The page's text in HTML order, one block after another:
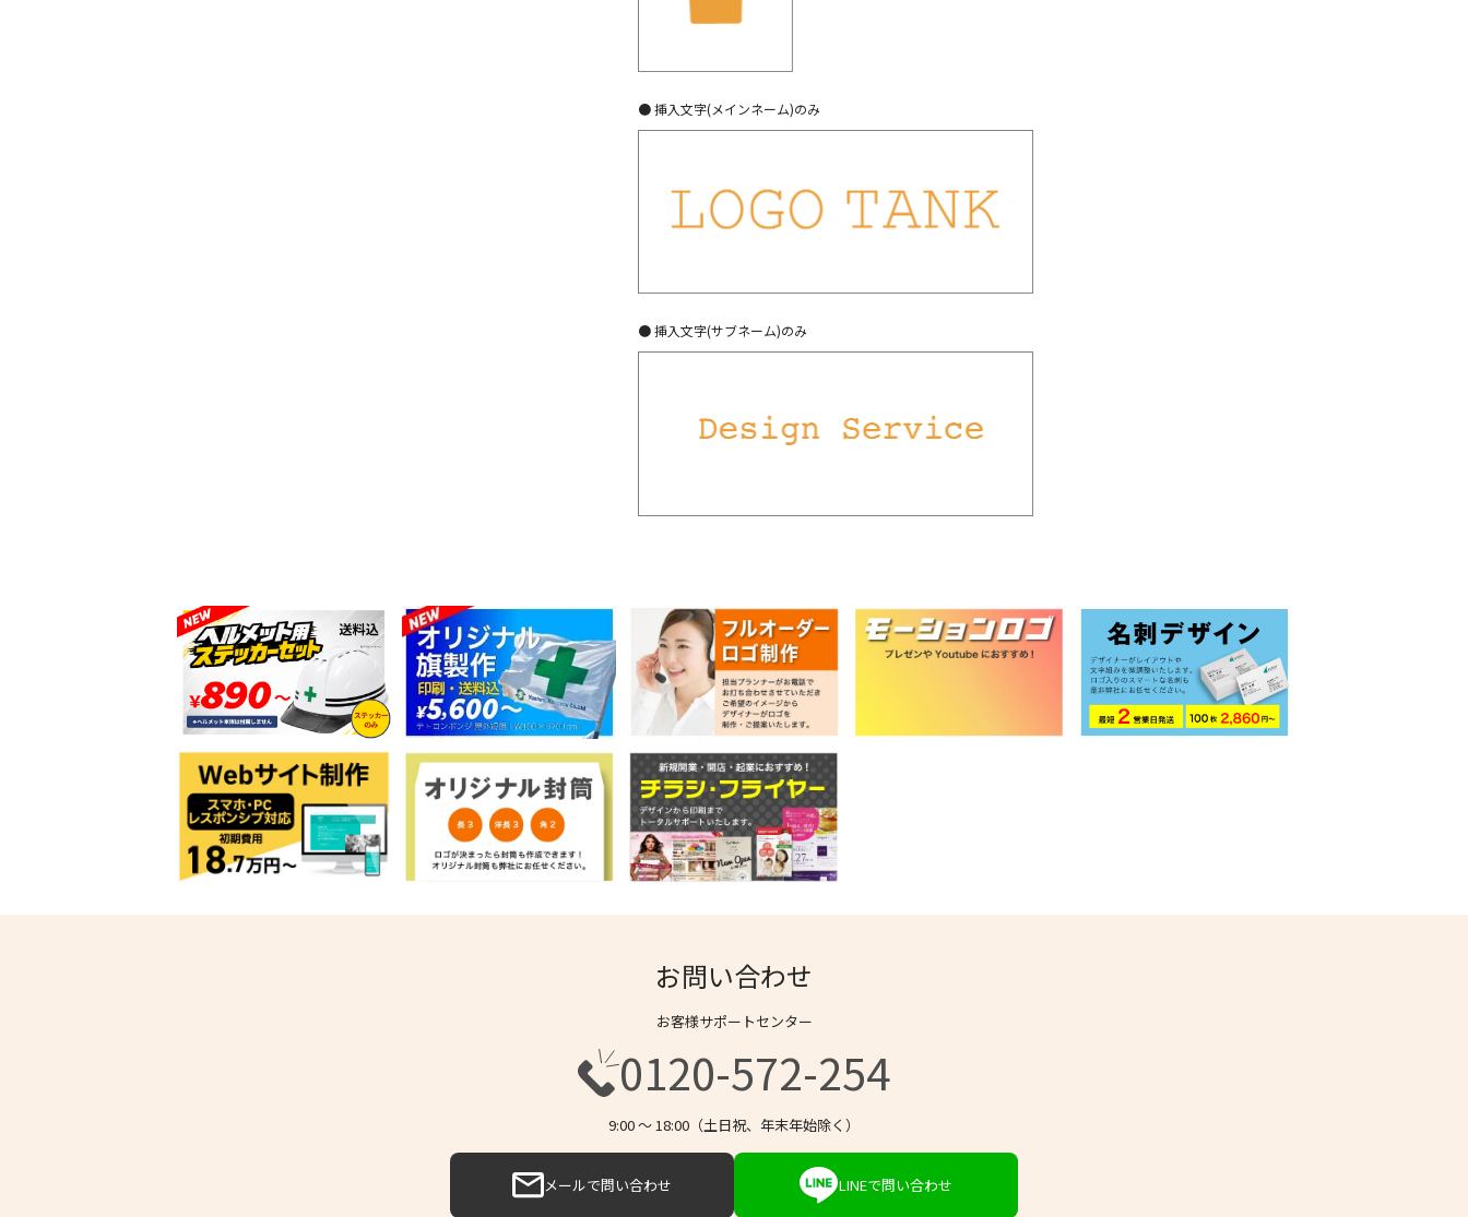
● 挿入文字(メインネーム)のみ
● 挿入文字(サブネーム)のみ
お問い合わせ
お客様サポートセンター
0120-572-254
9:00 〜 18:00（土日祝、年末年始除く）
メールで問い合わせ LINEで問い合わせ